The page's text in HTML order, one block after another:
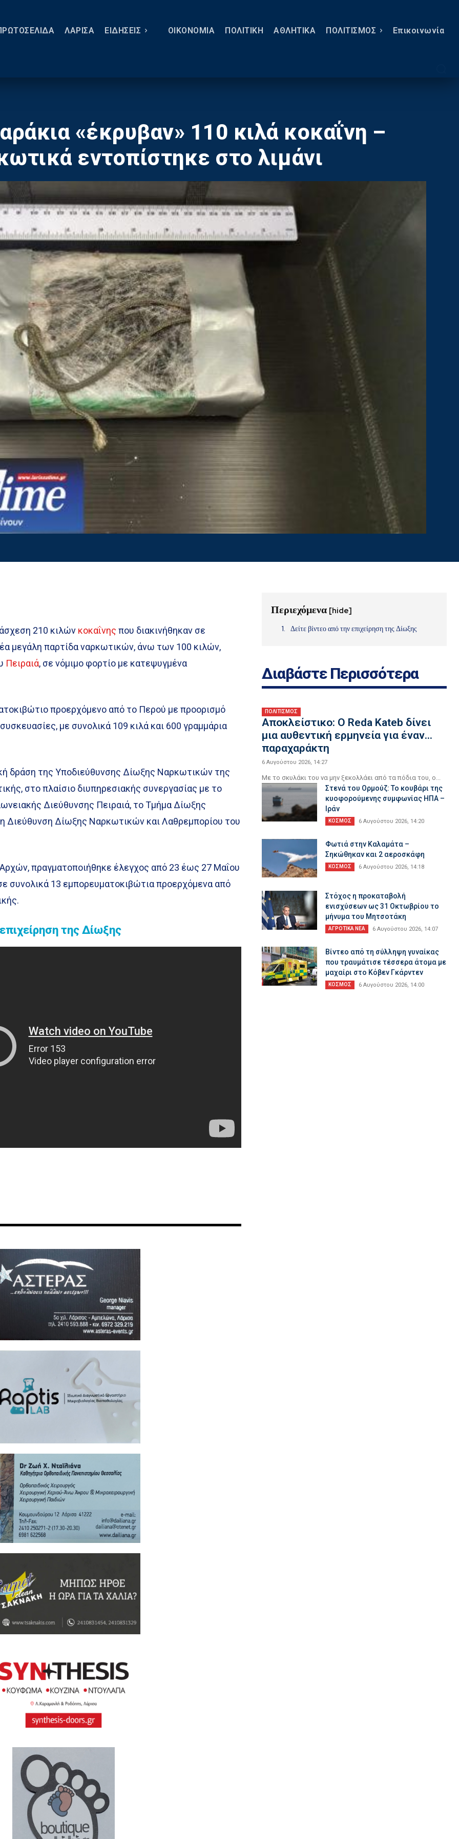
ΛΑΡΙΣΑ ΕΙΔΗΣΕΙΣ ΟΙΚΟΝΟΜΙΑ ΠΟΛΙΤΙΚΗ ΑΘΛΗΤΙΚΑ ΠΟΛΙΤΙΣΜΟΣ Eπικοινωνία
«έκρυβαν» 110 κιλά κοκαΐνη –
εντοπίστηκε στο λιμάνι
210 κιλών κοκαΐνης που διακινήθηκαν σε
μεγάλη παρτίδα ναρκωτικών, άνω των 100 κιλών,
Πειραιά, σε νόμιμο φορτίο με κατεψυγμένα
προερχόμενο από το Περού με προορισμό
με συνολικά 109 κιλά και 600 γραμμάρια
δράση της Υποδιεύθυνσης Δίωξης Ναρκωτικών της
στο πλαίσιο διυπηρεσιακής συνεργασίας με το
Διεύθυνσης Πειραιά, το Τμήμα Δίωξης
Διεύθυνση Δίωξης Ναρκωτικών και Λαθρεμπορίου του
πραγματοποιήθηκε έλεγχος από 23 έως 27 Μαΐου
συνολικά 13 εμπορευματοκιβώτια προερχόμενα από
της Δίωξης
Περιεχόμενα [hide]
Δείτε βίντεο από την επιχείρηση της Δίωξης
Διαβάστε Περισσότερα
ΠΟΛΙΤΙΣΜΟΣ
Αποκλείστικο: Ο Reda Kateb δίνει
μια αυθεντική ερμηνεία για έναν…
παραχαράκτη
6 Αυγούστου 2026, 14:27
Με το σκυλάκι του να μην ξεκολλάει από τα πόδια του, ο...
Στενά του Ορμούζ: Το κουβάρι της
κυοφορούμενης συμφωνίας ΗΠΑ –
Ιράν
ΚΟΣΜΟΣ 6 Αυγούστου 2026, 14:20
Φωτιά στην Καλαμάτα –
Σηκώθηκαν και 2 αεροσκάφη
ΚΟΣΜΟΣ 6 Αυγούστου 2026, 14:18
Στόχος η προκαταβολή
ενισχύσεων ως 31 Οκτωβρίου το
μήνυμα του Μητσοτάκη
ΑΓΡΟΤΙΚΑ ΝΕΑ 6 Αυγούστου 2026, 14:07
Βίντεο από τη σύλληψη γυναίκας
που τραυμάτισε τέσσερα άτομα με
μαχαίρι στο Κόβεν Γκάρντεν
ΚΟΣΜΟΣ 6 Αυγούστου 2026, 14:00